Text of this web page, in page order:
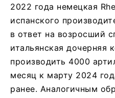
2022 года немецкая
испанского
в ответ на возросший
итальянская дочерняя
производить 4000
месяц к марту 2024
ранее. Аналогичным